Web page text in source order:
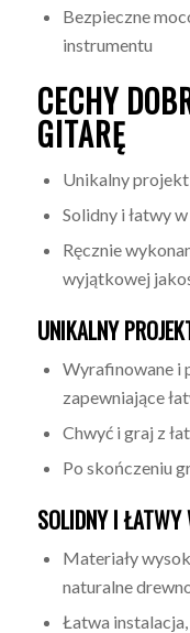
Bezpieczne
instrumentu
CECHY
GITARĘ
Unikalny
Solidny i łatwy
Ręcznie
wyjątkowej
UNIKALNY
Wyrafinowane i
zapewniające
Chwyć i graj z
Po skończeniu
SOLIDNY I ŁATWY
Materiały
naturalne
Łatwa